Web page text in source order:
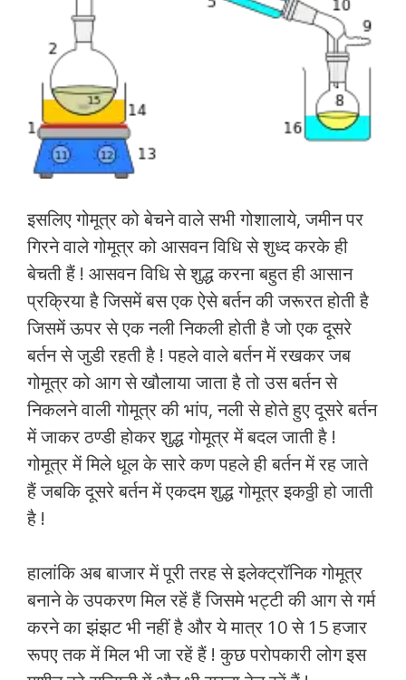
इसलिए गोमूत्र को बेचने वाले सभी गोशालाये, जमीन पर
गिरने वाले गोमूत्र को आसवन विधि से शुध्द करके ही
बेचती हैं ! आसवन विधि से शुद्ध करना बहुत ही आसान
प्रक्रिया है जिसमें बस एक ऐसे बर्तन की जरूरत होती है
जिसमें ऊपर से एक नली निकली होती है जो एक दूसरे
बर्तन से जुडी रहती है ! पहले वाले बर्तन में रखकर जब
गोमूत्र को आग से खौलाया जाता है तो उस बर्तन से
निकलने वाली गोमूत्र की भांप, नली से होते हुए दूसरे बर्तन
में जाकर ठण्डी होकर शुद्ध गोमूत्र में बदल जाती है !
गोमूत्र में मिले धूल के सारे कण पहले ही बर्तन में रह जाते
हैं जबकि दूसरे बर्तन में एकदम शुद्ध गोमूत्र इकठ्ठी हो जाती
है !
हालांकि अब बाजार में पूरी तरह से इलेक्ट्रॉनिक गोमूत्र
बनाने के उपकरण मिल रहें हैं जिसमे भट्टी की आग से गर्म
करने का झंझट भी नहीं है और ये मात्र 10 से 15 हजार
रूपए तक में मिल भी जा रहें हैं ! कुछ परोपकारी लोग इस